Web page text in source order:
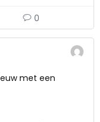
0
met een